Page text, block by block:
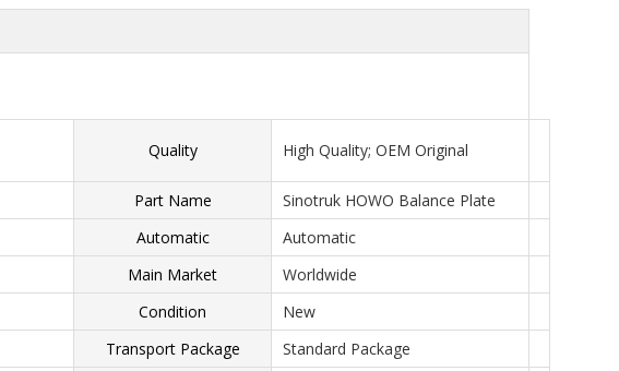
Quality High Quality; OEM Original
Part Name
Sinotruk HOWO Balance Plate
Automatic
Automatic
Main Market
Worldwide
Condition
New
Transport Package
Standard Package